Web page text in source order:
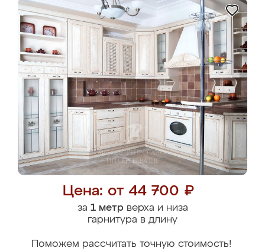
Цена: от 44 700 ₽
за 1 метрверха и низа
гарнитура в длину
Поможем рассчитать точную стоимость!